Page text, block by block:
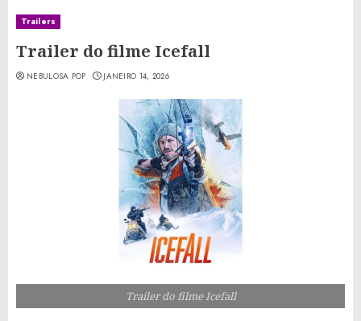
Trailers
Trailer do filme Icefall
NEBULOSA POP JANEIRO 14, 2026
Trailer do filme Icefall